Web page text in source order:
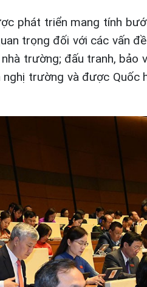
phát triển mang tính
trọng đối với các vấn
trường; đấu tranh,
trường và được